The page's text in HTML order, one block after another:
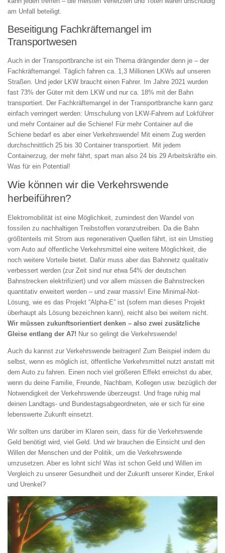
am Unfall beteiligt.
Beseitigung Fachkräftemangel im
Transportwesen
Auch in der Transportbranche ist ein Thema drängender denn je – der
Fachkräftemangel. Täglich fahren ca. 1,3 Millionen LKWs auf unseren
Straßen. Und jeder LKW braucht einen Fahrer. Im Jahre 2021 wurden
fast 73% der Güter mit dem LKW und nur ca. 18% mit der Bahn
transportiert. Der Fachkräftemangel in der Transportbranche kann ganz
einfach verringert werden: Umschulung von LKW-Fahrern auf Lokführer
und mehr Container auf die Schiene! Für mehr Container auf die
Schiene bedarf es aber einer Verkehrswende! Mit einem Zug werden
durchschnittlich 25 bis 30 Container transportiert. Mit jedem
Containerzug, der mehr fährt, spart man also 24 bis 29 Arbeitskräfte ein.
Was für ein Potential!
Wie können wir die Verkehrswende
herbeiführen?
Elektromobilität ist eine Möglichkeit, zumindest den Wandel von
fossilen zu nachhaltigen Treibstoffen voranzutreiben. Da die Bahn
größtenteils mit Strom aus regenerativen Quellen fährt, ist ein Umstieg
vom Auto auf öffentliche Verkehrsmittel eine weitere Möglichkeit, die
noch weitere Vorteile bietet. Dafür muss aber das Bahnnetz qualitativ
verbessert werden (zur Zeit sind nur etwa 54% der deutschen
Bahnstrecken elektrifiziert) und vor allem müssen die Bahnstrecken
quantitativ erweitert werden – und zwar massiv! Eine Minimal-Not-
Lösung, wie es das Projekt “Alpha-E” ist (sofern man dieses Projekt
überhaupt als Lösung bezeichnen kann), reicht also bei weitem nicht.
Wir müssen zukunftsorientiert denken – also zwei zusätzliche
Gleise entlang der A7! Nur so gelingt die Verkehrswende!
Auch du kannst zur Verkehrswende beitragen! Zum Beispiel indem du
selbst, wenn es möglich ist, öffentliche Verkehrsmittel nutzt anstatt mit
dem Auto zu fahren. Einen noch viel größeren Effekt erreichst du aber,
wenn du deine Familie, Freunde, Nachbarn, Kollegen usw. bezüglich der
Notwendigkeit der Verkehrswende überzeugst. Und frage ruhig mal
deinen Landtags- und Bundestagsabgeordneten, wie er sich für eine
lebenswerte Zukunft einsetzt.
Wir sollten uns darüber im Klaren sein, dass für die Verkehrswende
Geld benötigt wird, viel Geld. Und wir brauchen die Einsicht und den
Willen der Menschen und der Politik, um die Verkehrswende
umzusetzen. Aber es lohnt sich! Was ist schon Geld und Willen im
Vergleich zu unserer Gesundheit und der Zukunft unserer Kinder, Enkel
und Urenkel?